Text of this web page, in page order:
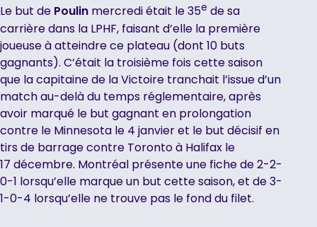
Le but de Poulin mercredi était le 35e de sa
carrière dans la LPHF, faisant d’elle la première
joueuse à atteindre ce plateau (dont 10 buts
gagnants). C’était la troisième fois cette saison
que la capitaine de la Victoire tranchait l’issue d’un
match au-delà du temps réglementaire, après
avoir marqué le but gagnant en prolongation
contre le Minnesota le 4 janvier et le but décisif en
tirs de barrage contre Toronto à Halifax le
17 décembre. Montréal présente une fiche de 2-2-
0-1 lorsqu’elle marque un but cette saison, et de 3-
1-0-4 lorsqu’elle ne trouve pas le fond du filet.